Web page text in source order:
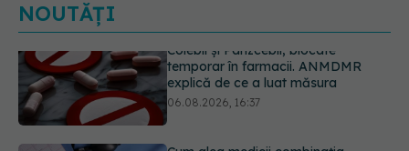
NOUTĂȚI
Cum aleg medicii combinația
potrivită de medicamente pentru
hipertensiune. De ce doi pacienți cu
tratamente diferite